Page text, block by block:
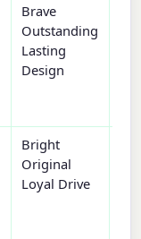
Brave
Outstanding
Lasting
Design
Bright
Original
Loyal Drive